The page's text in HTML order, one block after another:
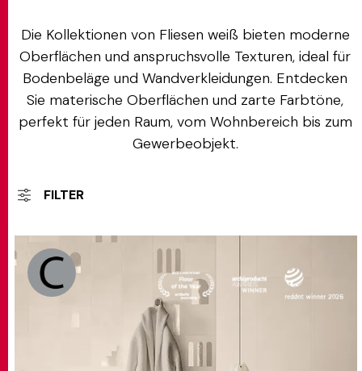
Die Kollektionen von Fliesen weiß bieten moderne
Oberflächen und anspruchsvolle Texturen, ideal für
Bodenbeläge und Wandverkleidungen. Entdecken
Sie materische Oberflächen und zarte Farbtöne,
perfekt für jeden Raum, vom Wohnbereich bis zum
Gewerbeobjekt.
FILTER